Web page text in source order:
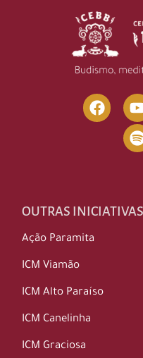
OUTRAS INICIATIVAS
Ação Paramita
ICM Viamão
ICM Alto Paraíso
ICM Canelinha
ICM Graciosa